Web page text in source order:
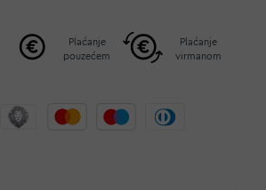
Plaćanje
pouzećem
Plaćanje
virmanom